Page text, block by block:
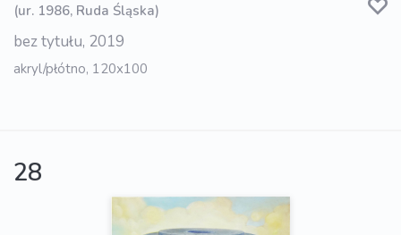
(ur. 1986, Ruda Śląska)
bez tytułu, 2019
akryl/płótno, 120x100
28